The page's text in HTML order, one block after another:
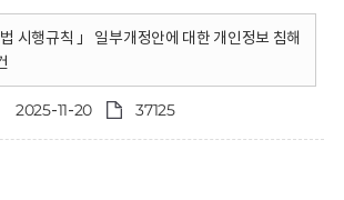
시행규칙 」 일부개정안에 대한 개인정보 침해
2025-11-20 37125